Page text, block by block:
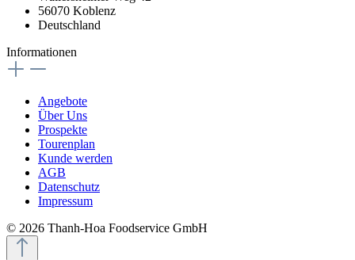
56070 Koblenz
Deutschland
Informationen
Angebote
Über Uns
Prospekte
Tourenplan
Kunde werden
AGB
Datenschutz
Impressum
© 2026 Thanh-Hoa Foodservice GmbH